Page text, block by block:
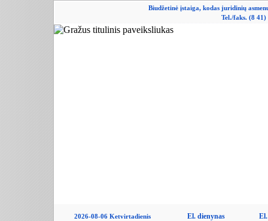
Biudžetinė įstaiga, kodas juridinių
Tel./faks. (8
2026-08-06 Ketvirtadienis El. dienynas